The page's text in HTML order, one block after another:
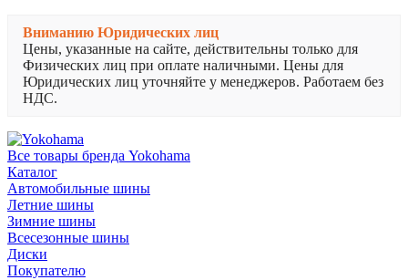
Вниманию Юридических лиц
Цены, указанные на сайте, действительны только для
Физических лиц при оплате наличными. Цены для
Юридических лиц уточняйте у менеджеров. Работаем без
НДС.
Все товары бренда Yokohama
Каталог
Автомобильные шины
Летние шины
Зимние шины
Всесезонные шины
Диски
Покупателю